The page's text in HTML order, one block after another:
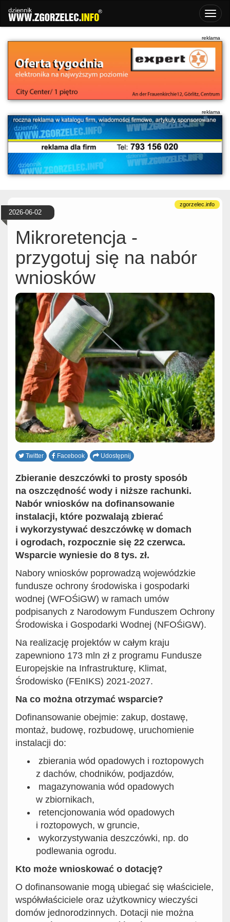
2026-06-02
Mikroretencja -
przygotuj się na nabór
wniosków
Twitter Facebook Udostępnij
Zbieranie deszczówki to prosty sposób
na oszczędność wody i niższe rachunki.
Nabór wniosków na dofinansowanie
instalacji, które pozwalają zbierać
i wykorzystywać deszczówkę w domach
i ogrodach, rozpocznie się 22 czerwca.
Wsparcie wyniesie do 8 tys. zł.
Nabory wniosków poprowadzą wojewódzkie
fundusze ochrony środowiska i gospodarki
wodnej (WFOŚiGW) w ramach umów
podpisanych z Narodowym Funduszem Ochrony
Środowiska i Gospodarki Wodnej (NFOŚiGW).
Na realizację projektów w całym kraju
zapewniono 173 mln zł z programu Fundusze
Europejskie na Infrastrukturę, Klimat,
Środowisko (FEnIKS) 2021-2027.
Na co można otrzymać wsparcie?
Dofinansowanie obejmie: zakup, dostawę,
montaż, budowę, rozbudowę, uruchomienie
instalacji do:
zbierania wód opadowych i roztopowych
z dachów, chodników, podjazdów,
magazynowania wód opadowych
w zbiornikach,
retencjonowania wód opadowych
i roztopowych, w gruncie,
wykorzystywania deszczówki, np. do
podlewania ogrodu.
Kto może wnioskować o dotację?
O dofinansowanie mogą ubiegać się właściciele,
współwłaściciele oraz użytkownicy wieczyści
domów jednorodzinnych. Dotacji nie można